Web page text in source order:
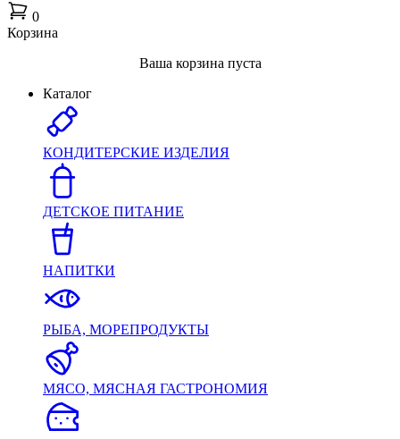
0
Корзина
Ваша корзина пуста
Каталог
КОНДИТЕРСКИЕ ИЗДЕЛИЯ
ДЕТСКОЕ ПИТАНИЕ
НАПИТКИ
РЫБА, МОРЕПРОДУКТЫ
МЯСО, МЯСНАЯ ГАСТРОНОМИЯ